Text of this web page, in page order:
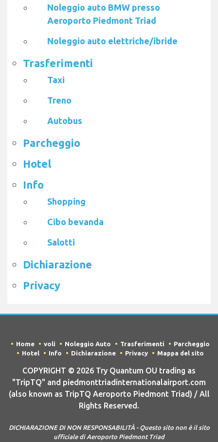
Noleggio auto BMW presso
Aeroporto Piedmont Triad
Noleggio auto elettriche/ibride
Trasferimenti
Taxi
Treno
Autobus
Parcheggio
Hotel
Info
Shopping
Cibo bevanda
Salotti
Dichiarazione
Privacy
Home voli Noleggio Auto Trasferimenti
Parcheggio
Hotel
Info Dichiarazione Privacy Mappa del sito
COPYRIGHT © 2026 Try Quantum OU trading as
"TripTQ" and piedmonttriadinternationalairport.com
(also known as TripTQ Aeroporto Piedmont Triad) / All
Rights Reserved.
DICHIARAZIONE DI NON RESPONSABILITÀ - Questo sito non è il sito
ufficiale di Aeroporto Piedmont Triad